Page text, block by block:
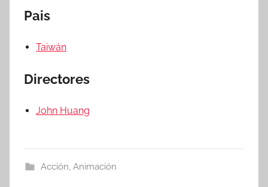
Pais
Taiwán
Directores
John Huang
Acción, Animación